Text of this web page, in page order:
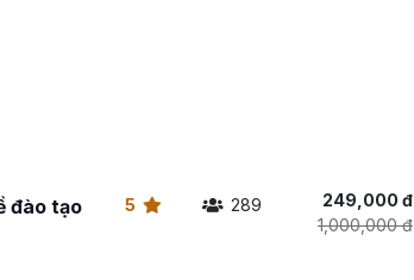
điện tử VNPT
tính cách - Định hướng nghề nghiệp; Kỹ
tuyển dụng X-Hunter; Nghiệp vụ đào tạo X-
X-Mentor...
đào tạo
5 289
249,000 đ
1,000,000 đ